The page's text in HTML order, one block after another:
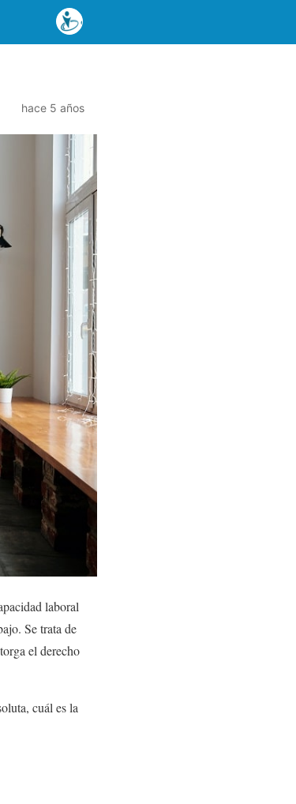
hace 5 años
laboral
Se trata de
el derecho
cuál es la